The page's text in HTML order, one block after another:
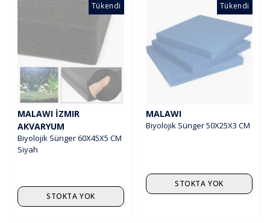
Tükendi
MALAWI İZMIR
AKVARYUM
Biyolojik Sünger 60X45X5 CM
Siyah
STOKTA YOK
Tükendi
MALAWI
Biyolojik Sünger 50X25X3 CM
STOKTA YOK